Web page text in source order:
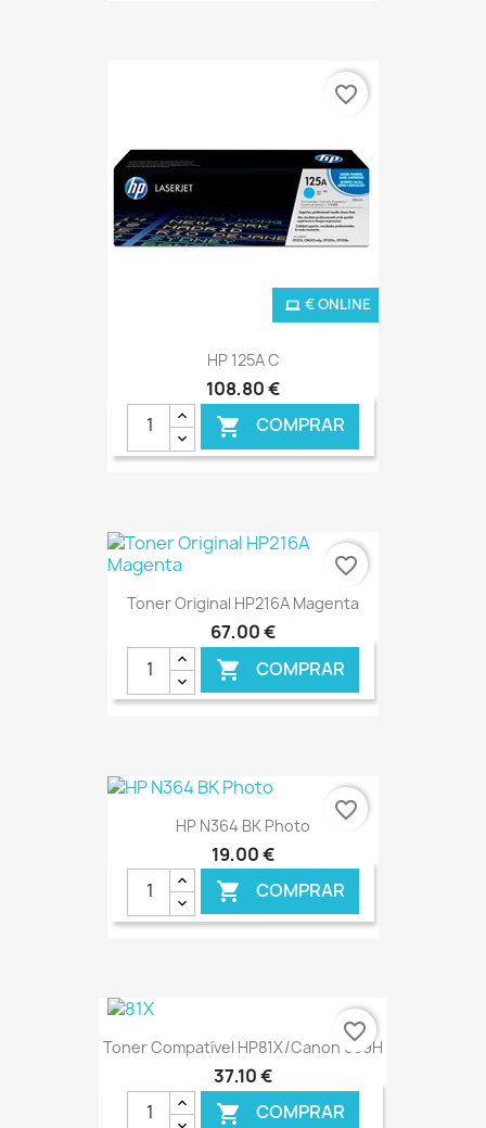
HP 125A C
108,80 €
 COMPRAR
€ ONLINE
favorite_border
Toner Original HP216A Magenta
67,00 €
 COMPRAR
favorite_border
HP N364 BK Photo
19,00 €
 COMPRAR
€ ONLINE
favorite_border
Toner Compatível HP81X/Canon 039H
37,10 €
 COMPRAR
favorite_border